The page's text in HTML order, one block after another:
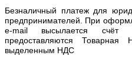
Безналичный платеж для
предпринимателей. При
e-mail высылается счёт
предоставляются
выделенным НДС